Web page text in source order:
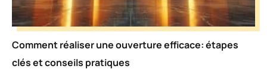
Comment réaliser une ouverture efficace: étapes
clés et conseils pratiques